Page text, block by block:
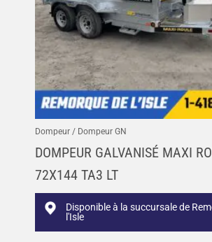
Dompeur / Dompeur GN
DOMPEUR GALVANISÉ MAXI
72X144 TA3 LT
Disponible à la succursale de
l'Isle